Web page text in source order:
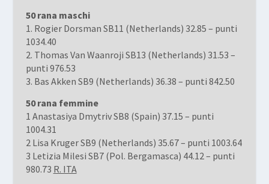
50 rana maschi
1. Rogier Dorsman SB11 (Netherlands) 32.85 – punti
1034.40
2. Thomas Van Waanroji SB13 (Netherlands) 31.53 –
punti 976.53
3. Bas Akken SB9 (Netherlands) 36.38 – punti 842.50
50 rana femmine
1 Anastasiya Dmytriv SB8 (Spain) 37.15 – punti
1004.31
2 Lisa Kruger SB9 (Netherlands) 35.67 – punti 1003.64
3 Letizia Milesi SB7 (Pol. Bergamasca) 44.12 – punti
980.73 R. ITA